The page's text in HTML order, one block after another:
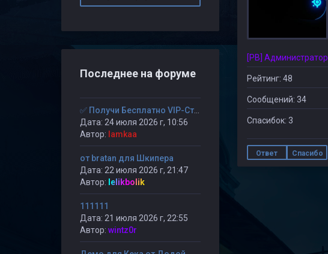
[PB] Администратор
Рейтинг: 48
Сообщений: 34
Спасибок: 3
Ответ Спасибо
Последнее на форуме
Дата: 24 июля 2026 г, 10:56
Автор: lamkaa
от bratan для Шкипера
Дата: 22 июля 2026 г, 21:47
Автор: lelikbolik
111111
Дата: 21 июля 2026 г, 22:55
Автор: wintz0r